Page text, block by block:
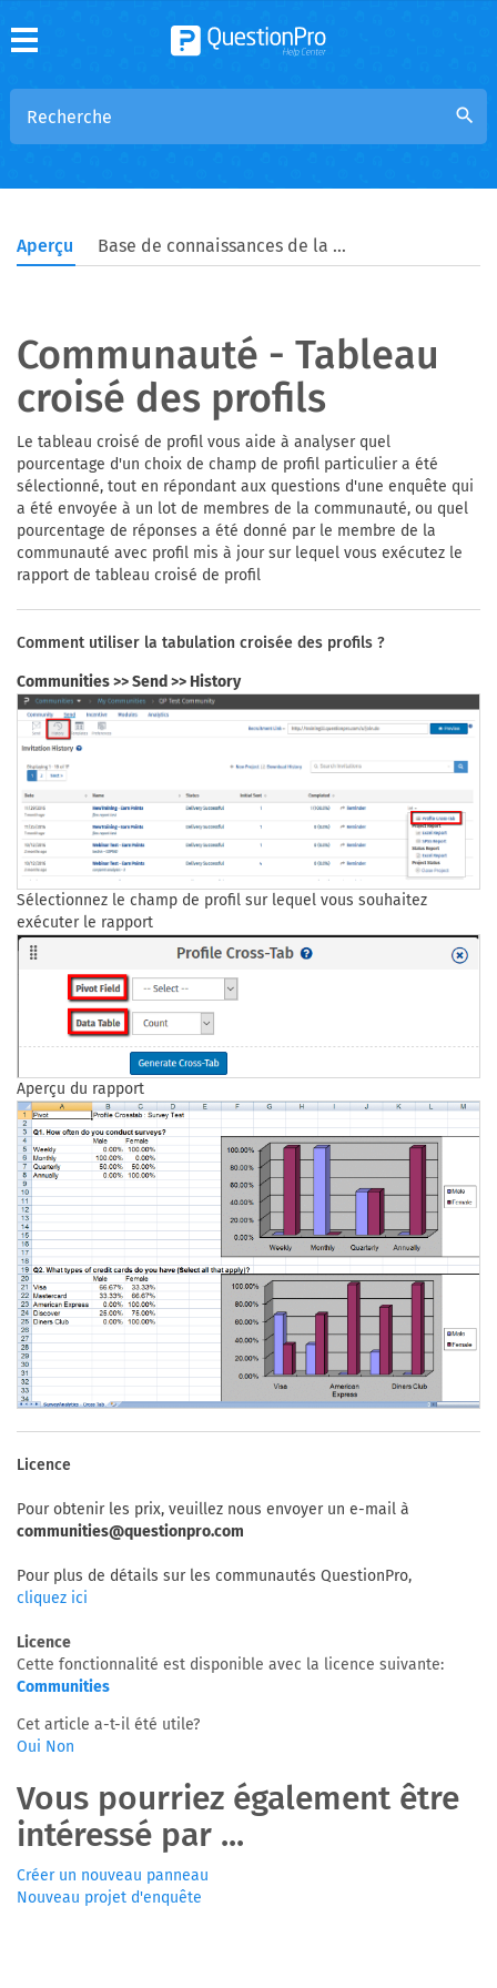
search
Aperçu Base de connaissances de la communauté
Communauté - Tableau
croisé des profils
Le tableau croisé de profil vous aide à analyser quel
pourcentage d'un choix de champ de profil particulier a été
sélectionné, tout en répondant aux questions d'une enquête qui
a été envoyée à un lot de membres de la communauté, ou quel
pourcentage de réponses a été donné par le membre de la
communauté avec profil mis à jour sur lequel vous exécutez le
rapport de tableau croisé de profil
Comment utiliser la tabulation croisée des profils ?
Communities >> Send >> History
Sélectionnez le champ de profil sur lequel vous souhaitez
exécuter le rapport
Aperçu du rapport
Licence
Pour obtenir les prix, veuillez nous envoyer un e-mail à
communities@questionpro.com
Pour plus de détails sur les communautés QuestionPro,
cliquez ici
Licence
Cette fonctionnalité est disponible avec la licence suivante:
Communities
Cet article a-t-il été utile?
Oui Non
Vous pourriez également être
intéressé par ...
Créer un nouveau panneau
Nouveau projet d'enquête